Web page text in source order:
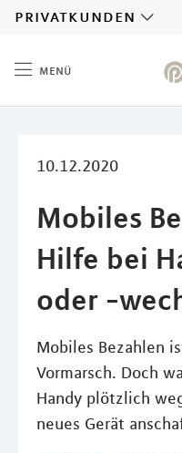
privatkunden
menü
10.12.2020
Mobiles
Hilfe bei
oder -
Mobiles Bezahlen
Vormarsch. Doch
Handy plötzlich
neues Gerät